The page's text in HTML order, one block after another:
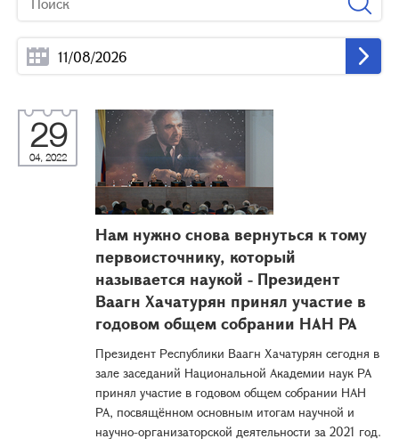
29
04, 2022
Нам нужно снова вернуться к тому
первоисточнику, который
называется наукой - Президент
Ваагн Хачатурян принял участие в
годовом общем собрании НАН РА
Президент Республики Ваагн Хачатурян сегодня в
зале заседаний Национальной Академии наук РА
принял участие в годовом общем собрании НАН
РА, посвящённом основным итогам научной и
научно-организаторской деятельности за 2021 год.